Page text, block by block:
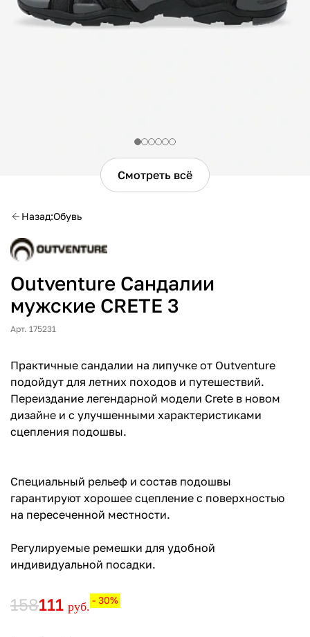
Смотреть всё
Назад Обувь
Outventure Сандалии
мужские CRETE 3
Арт. 175231
Практичные сандалии на липучке от Outventure
подойдут для летних походов и путешествий.
Переиздание легендарной модели Crete в новом
дизайне и с улучшенными характеристиками
сцепления подошвы.
Специальный рельеф и состав подошвы
гарантируют хорошее сцепление с поверхностью
на пересеченной местности.
Регулируемые ремешки для удобной
индивидуальной посадки.
158111 руб. - 30%